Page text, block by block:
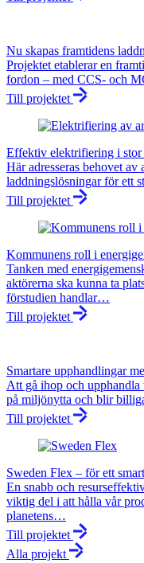
Nu skapas framtidens
Projektet etablerar en
fordon – med CCS- och
Till projektet
Effektiv elektrifiering i stor
Här adresseras behovet
laddningslösningar för ett
Till projektet
Kommunens roll i
Tanken med
aktörerna ska kunna ta
förstudien handlar…
Till projektet
Smartare upphandlingar
Att gå ihop och upphandla
på miljönytta och blir
Till projektet
Sweden Flex – för ett
En snabb och
viktig del i att hålla vår
planetens…
Till projektet
Alla projekt